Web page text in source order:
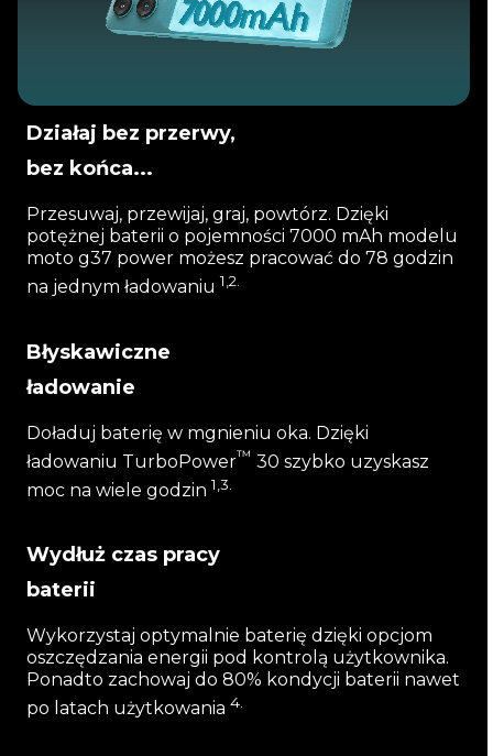
Działaj bez przerwy,
bez końca...
Przesuwaj, przewijaj, graj, powtórz. Dzięki
potężnej baterii o pojemności 7000 mAh modelu
moto g37 power możesz pracować do 78 godzin
na jednym ładowaniu 1,2.
Błyskawiczne
ładowanie
Doładuj baterię w mgnieniu oka. Dzięki
ładowaniu TurboPower™ 30 szybko uzyskasz
moc na wiele godzin 1,3.
Wydłuż czas pracy
baterii
Wykorzystaj optymalnie baterię dzięki opcjom
oszczędzania energii pod kontrolą użytkownika.
Ponadto zachowaj do 80% kondycji baterii nawet
po latach użytkowania 4.